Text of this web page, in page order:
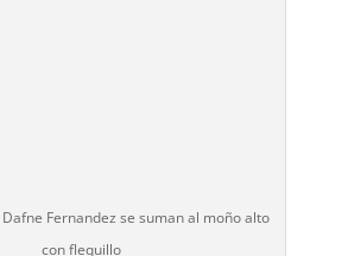
Dafne Fernandez se suman al moño alto
con flequillo